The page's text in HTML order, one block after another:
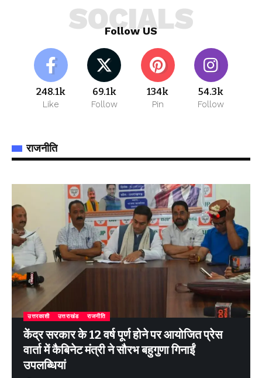
Follow US
SOCIALS
248.1k
Like
69.1k
Follow
134k
Pin
54.3k
Follow
राजनीति
उत्तरकाशी उत्तराखंड राजनीति
केंद्र सरकार के 12 वर्ष पूर्ण होने पर आयोजित प्रेस
वार्ता में कैबिनेट मंत्री ने सौरभ बहुगुणा गिनाईं
उपलब्धियां